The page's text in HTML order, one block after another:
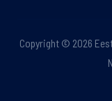
Copyright © 2026